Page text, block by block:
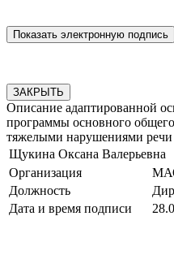
ЗАКРЫТЬ
Описание адаптированной
программы основного
тяжелыми нарушениями речи
Щукина Оксана Валерьевна
Организация
Должность
Дата и время подписи